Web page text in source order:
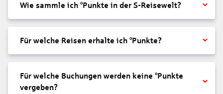
Wie sammle ich °Punkte in der S-Reisewelt?
Für welche Reisen erhalte ich °Punkte?
Für welche Buchungen werden keine °Punkte
vergeben?